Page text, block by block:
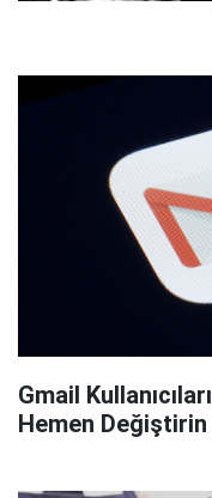
Gmail
Hemen Değiştirin